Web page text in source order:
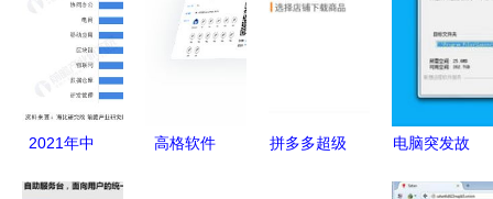
2021年中
高格软件
拼多多超级
电脑突发故